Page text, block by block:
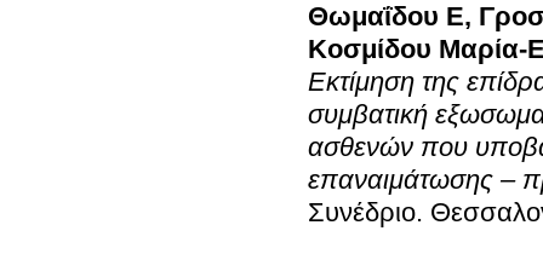
Θωμαΐδου Ε,
Κοσμίδου Μαρία-
Εκτίμηση της
συμβατική
ασθενών που
επαναιμάτωσης –
Συνέδριο.